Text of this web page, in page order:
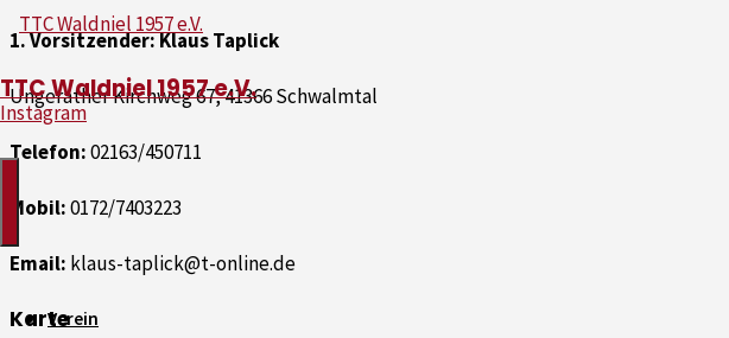
TTC Waldniel 1957 e.V.
Instagram
Verein
1. Vorsitzender: Klaus Taplick
Ungerather Kirchweg 67, 41366 Schwalmtal
Telefon:02163/450711
Mobil:0172/7403223
Email: klaus-taplick@t-online.de
Karte